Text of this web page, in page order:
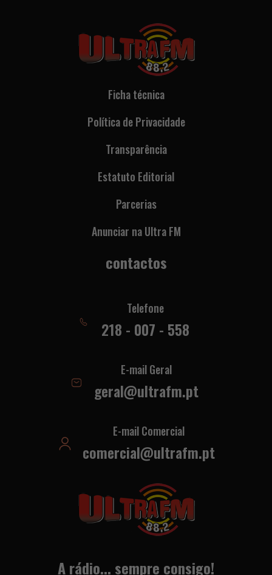
Ficha técnica
Política de Privacidade
Transparência
Estatuto Editorial
Parcerias
Anunciar na Ultra FM
contactos
Telefone
218 - 007 - 558
E-mail Geral
geral@ultrafm.pt
E-mail Comercial
comercial@ultrafm.pt
A rádio... sempre consigo!